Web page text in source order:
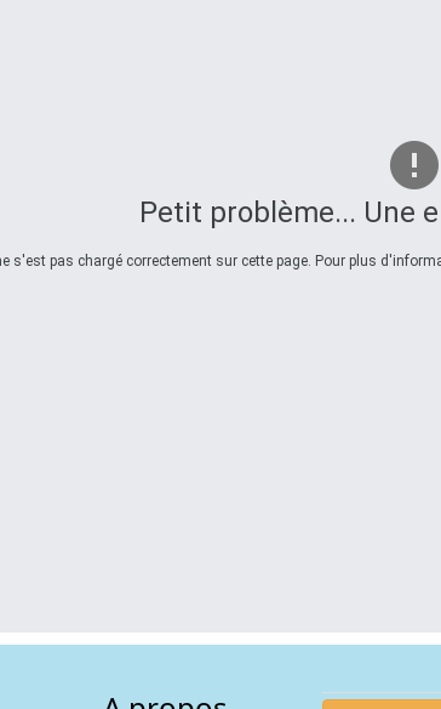
Petit problème... Une
s'est pas chargé correctement sur cette page. Pour plus